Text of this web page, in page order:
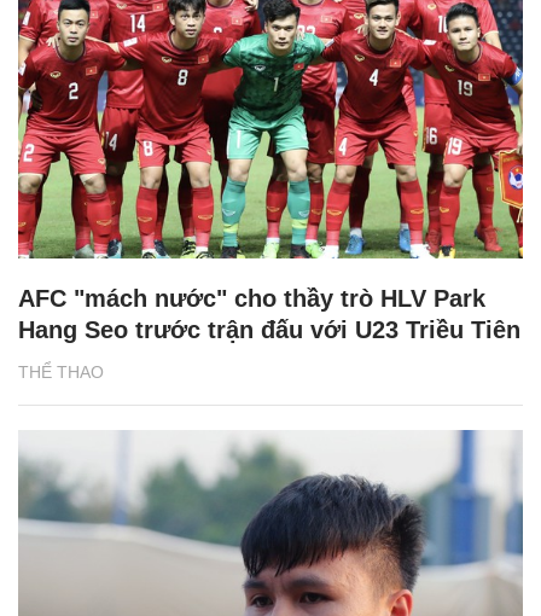
THỂ THAO
AFC "mách nước" cho thầy trò HLV Park
Hang Seo trước trận đấu với U23 Triều Tiên